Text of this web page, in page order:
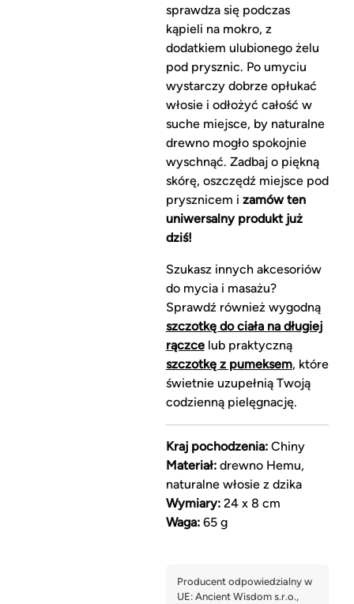
sprawdza się podczas
kąpieli na mokro, z
dodatkiem ulubionego żelu
pod prysznic. Po umyciu
wystarczy dobrze opłukać
włosie i odłożyć całość w
suche miejsce, by naturalne
drewno mogło spokojnie
wyschnąć. Zadbaj o piękną
skórę, oszczędź miejsce pod
prysznicem i zamów ten
uniwersalny produkt już
dziś!
Szukasz innych akcesoriów
do mycia i masażu?
Sprawdź również wygodną
szczotkę do ciała na długiej
rączcelub praktyczną
szczotkę z pumeksem, które
świetnie uzupełnią Twoją
codzienną pielęgnację.
Kraj pochodzenia:Chiny
Materiał:drewno Hemu,
naturalne włosie z dzika
Wymiary:24 x 8 cm
Waga:65 g